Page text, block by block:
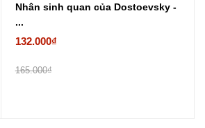
Nhân sinh quan của Dostoevsky -
...
132.000₫
165.000₫